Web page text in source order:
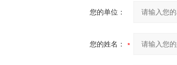
您的单位：
您的姓名：